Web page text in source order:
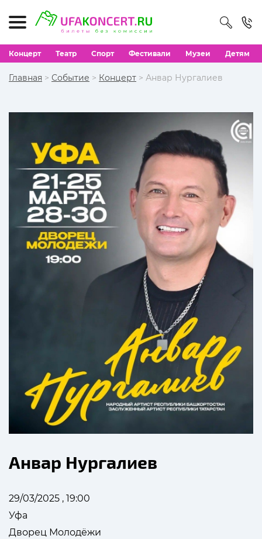
Концерт Театр Спорт Фестивали Музеи Детям
Главная > Событие > Концерт > Анвар Нургалиев
Анвар Нургалиев
29/03/2025 , 19:00
Уфа
Дворец Молодёжи